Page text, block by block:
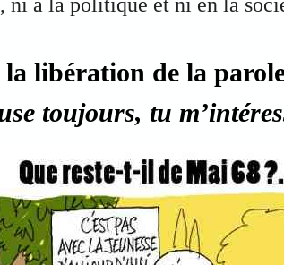
la libération de la
toujours, tu